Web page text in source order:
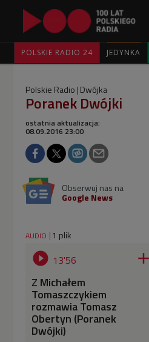
POLSKIE RADIO 24 JEDYNKA
Polskie Radio Dwójka
Poranek Dwójki
ostatnia aktualizacja:
08.09.2016 23:00
Obserwuj nas na
Google News
AUDIO 1 plik
 13'56 
Z Michałem
Tomaszczykiem
rozmawia Tomasz
Obertyn (Poranek
Dwójki)